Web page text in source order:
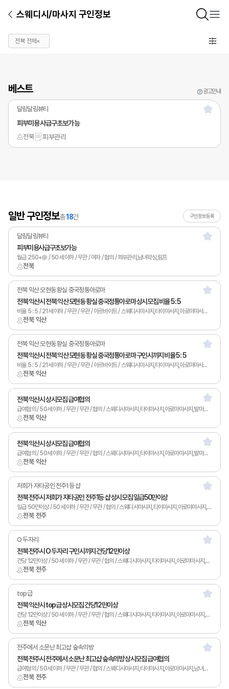
스웨디시/마사지 구인정보
전북 전체 ×
베스트 광고안내
달링달링뷰티
피부미용사급구초보가능
전북 피부관리
일반 구인정보총18건 구인정보등록
전북
달링달링뷰티
피부미용사급구초보가능
월급 250+@ / 50세 이하 / 무관 / 여자 / 협의 / 피부관리,남녀왁싱,림프
전북 익산
전북 익산 모현동 황실 중국정통아로마
전북 익산시 전북 익산 모현동 황실 중국정통아로마 상시모집 비율 5 : 5
비율 5 : 5 / 21세 이하 / 무관 / 무관 / 아르바이트 / 스웨디시마사지,타이마사지,아로마마사지,스포츠마사지,발마사지,피부관리,남녀왁싱,토탈샵관리,홈케어,림프
전북 익산
전북 익산 모현동 황실 중국정통아로마
전북 익산시 전북 익산 모현동 황실 중국정통아로마 구인시까지 비율 5 : 5
비율 5 : 5 / 21세 이하 / 무관 / 무관 / 아르바이트 / 스웨디시마사지,타이마사지,아로마마사지,스포츠마사지,발마사지,피부관리,남녀왁싱,토탈샵관리,홈케어,림프
전북 익산
전북 익산시 상시모집 급여협의
급여협의 / 50세 이하 / 무관 / 무관 / 협의 / 스웨디시마사지,타이마사지,아로마마사지,발마사지,피부관리,남녀왁싱,카운터관리,토탈샵관리,1인샵,홈케어,림프
전북 익산
전북 익산시 상시모집 급여협의
급여협의 / 50세 이하 / 무관 / 무관 / 협의 / 스웨디시마사지,타이마사지,아로마마사지,발마사지,피부관리,남녀왁싱,카운터관리,토탈샵관리,1인샵,홈케어,림프
전북 전주
저희가 자타공인 전주1등 샵
전북 전주시 저희가 자타공인 전주1등 샵 상시모집 일급50만이상
일급 50만이상 / 50세 이하 / 무관 / 무관 / 협의 / 스웨디시마사지,타이마사지,아로마마사지,발마사지,피부관리,남녀왁싱,카운터관리,토탈샵관리,1인샵,홈케어,림프
전북 전주
O 두자리
전북 전주시 O 두자리 구인시까지 건당12만이상
건당 12만이상 / 50세 이하 / 무관 / 무관 / 협의 / 스웨디시마사지,타이마사지,아로마마사지,발마사지,피부관리,남녀왁싱,카운터관리,토탈샵관리,1인샵,홈케어,림프
전북 익산
top급
전북 익산시 top급 상시모집 건당12만이상
건당 12만이상 / 50세 이하 / 무관 / 무관 / 협의 / 스웨디시마사지,타이마사지,아로마마사지,스포츠마사지,발마사지,피부관리,남녀왁싱,카운터관리,토탈샵관리,1인샵,홈케어,림프
전북 전주
전주에서 소문난 최고샵 숲속의방
전북 전주시 전주에서 소문난 최고샵 숲속의방 상시모집 급여협의
급여협의 / 50세 이하 / 무관 / 무관 / 협의 / 스웨디시마사지,타이마사지,아로마마사지,남녀왁싱,카운터관리,토탈샵관리,1인샵,홈케어,림프